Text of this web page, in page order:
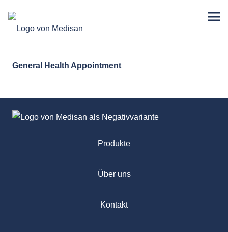
General Health Appointment
Produkte
Über uns
Kontakt